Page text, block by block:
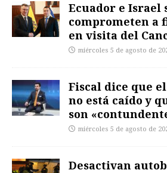
Ecuador e Israel
comprometen a
en visita del
miércoles 5 de agosto de
Fiscal dice que el
no está caído y
son
miércoles 5 de agosto de
Desactivan